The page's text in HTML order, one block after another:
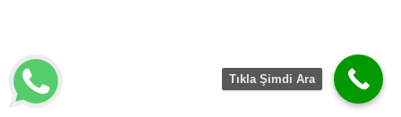
Tıkla Şimdi Ara